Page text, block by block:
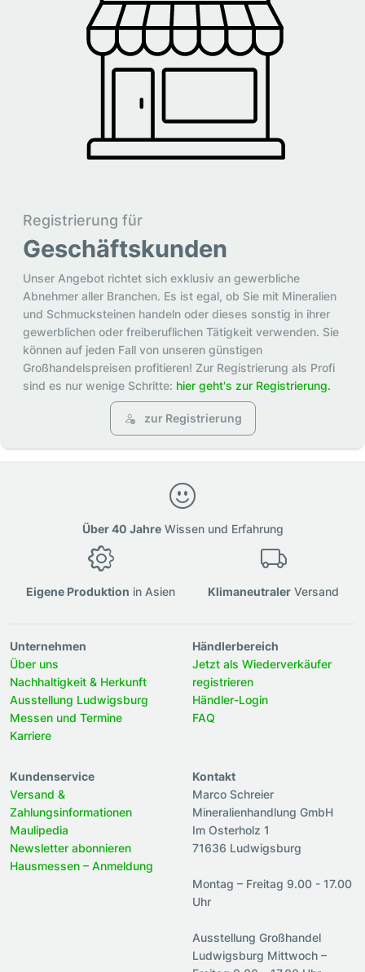
Registrierung für
Geschäftskunden
Unser Angebot richtet sich exklusiv an gewerbliche
Abnehmer aller Branchen. Es ist egal, ob Sie mit Mineralien
und Schmucksteinen handeln oder dieses sonstig in ihrer
gewerblichen oder freiberuflichen Tätigkeit verwenden. Sie
können auf jeden Fall von unseren günstigen
Großhandelspreisen profitieren! Zur Registrierung als Profi
sind es nur wenige Schritte: hier geht's zur Registrierung.
zur Registrierung
Über 40 JahreWissen und Erfahrung
Eigene Produktion in Asien Klimaneutraler Versand
Unternehmen
Über uns
Nachhaltigkeit & Herkunft
Ausstellung Ludwigsburg
Messen und Termine
Karriere
Händlerbereich
Jetzt als Wiederverkäufer
registrieren
Händler-Login
FAQ
Kundenservice
Versand &
Zahlungsinformationen
Maulipedia
Newsletter abonnieren
Hausmessen – Anmeldung
Kontakt
Marco Schreier
Mineralienhandlung GmbH
Im Osterholz 1
71636 Ludwigsburg
Montag – Freitag 9.00 - 17.00
Uhr
Ausstellung Großhandel
Ludwigsburg Mittwoch –